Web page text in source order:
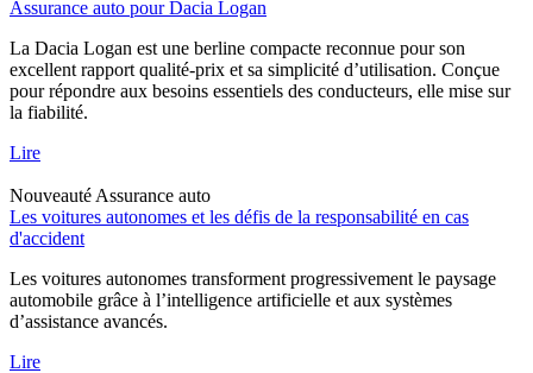
Assurance auto pour Dacia Logan
La Dacia Logan est une berline compacte reconnue pour son
excellent rapport qualité-prix et sa simplicité d’utilisation. Conçue
pour répondre aux besoins essentiels des conducteurs, elle mise sur
la fiabilité.
Lire
Nouveauté Assurance auto
Les voitures autonomes et les défis de la responsabilité en cas
d'accident
Les voitures autonomes transforment progressivement le paysage
automobile grâce à l’intelligence artificielle et aux systèmes
d’assistance avancés.
Lire